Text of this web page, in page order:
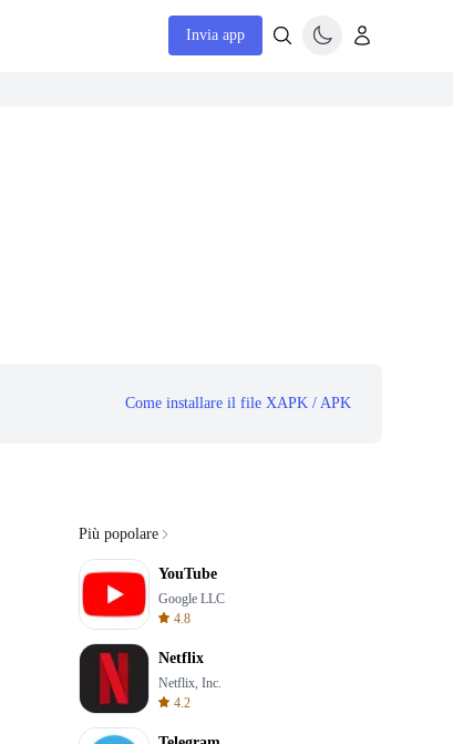
Invia app
Come installare il file XAPK / APK
Più popolare
YouTube
Google LLC
4.8
Netflix
Netflix, Inc.
4.2